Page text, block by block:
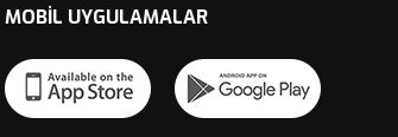
MOBIL UYGULAMALAR